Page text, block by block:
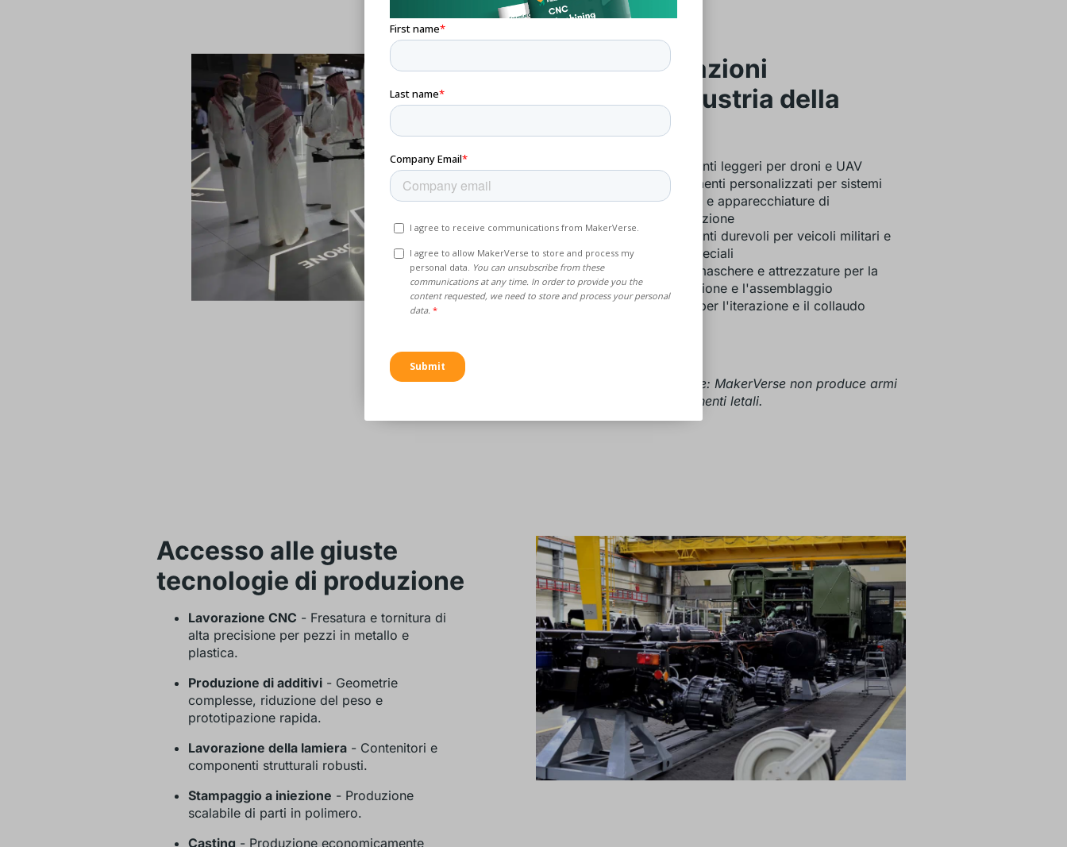
Applicazioni
nell'industria della
difesa
Componenti leggeri per droni e UAV
Alloggiamenti personalizzati per sistemi
elettronici e apparecchiature di
comunicazione
Componenti durevoli per veicoli militari e
per usi speciali
Utensili, maschere e attrezzature per la
manutenzione e l'assemblaggio
Prototipi per l'iterazione e il collaudo
Nota bene: MakerVerse non produce armi
o componenti letali.
Accesso alle giuste
tecnologie di produzione
Lavorazione CNC - Fresatura e tornitura di
alta precisione per pezzi in metallo e
plastica.
Produzione di additivi- Geometrie
complesse, riduzione del peso e
prototipazione rapida.
Lavorazione della lamiera- Contenitori e
componenti strutturali robusti.
Stampaggio a iniezione - Produzione
scalabile di parti in polimero.
Casting - Produzione economicamente